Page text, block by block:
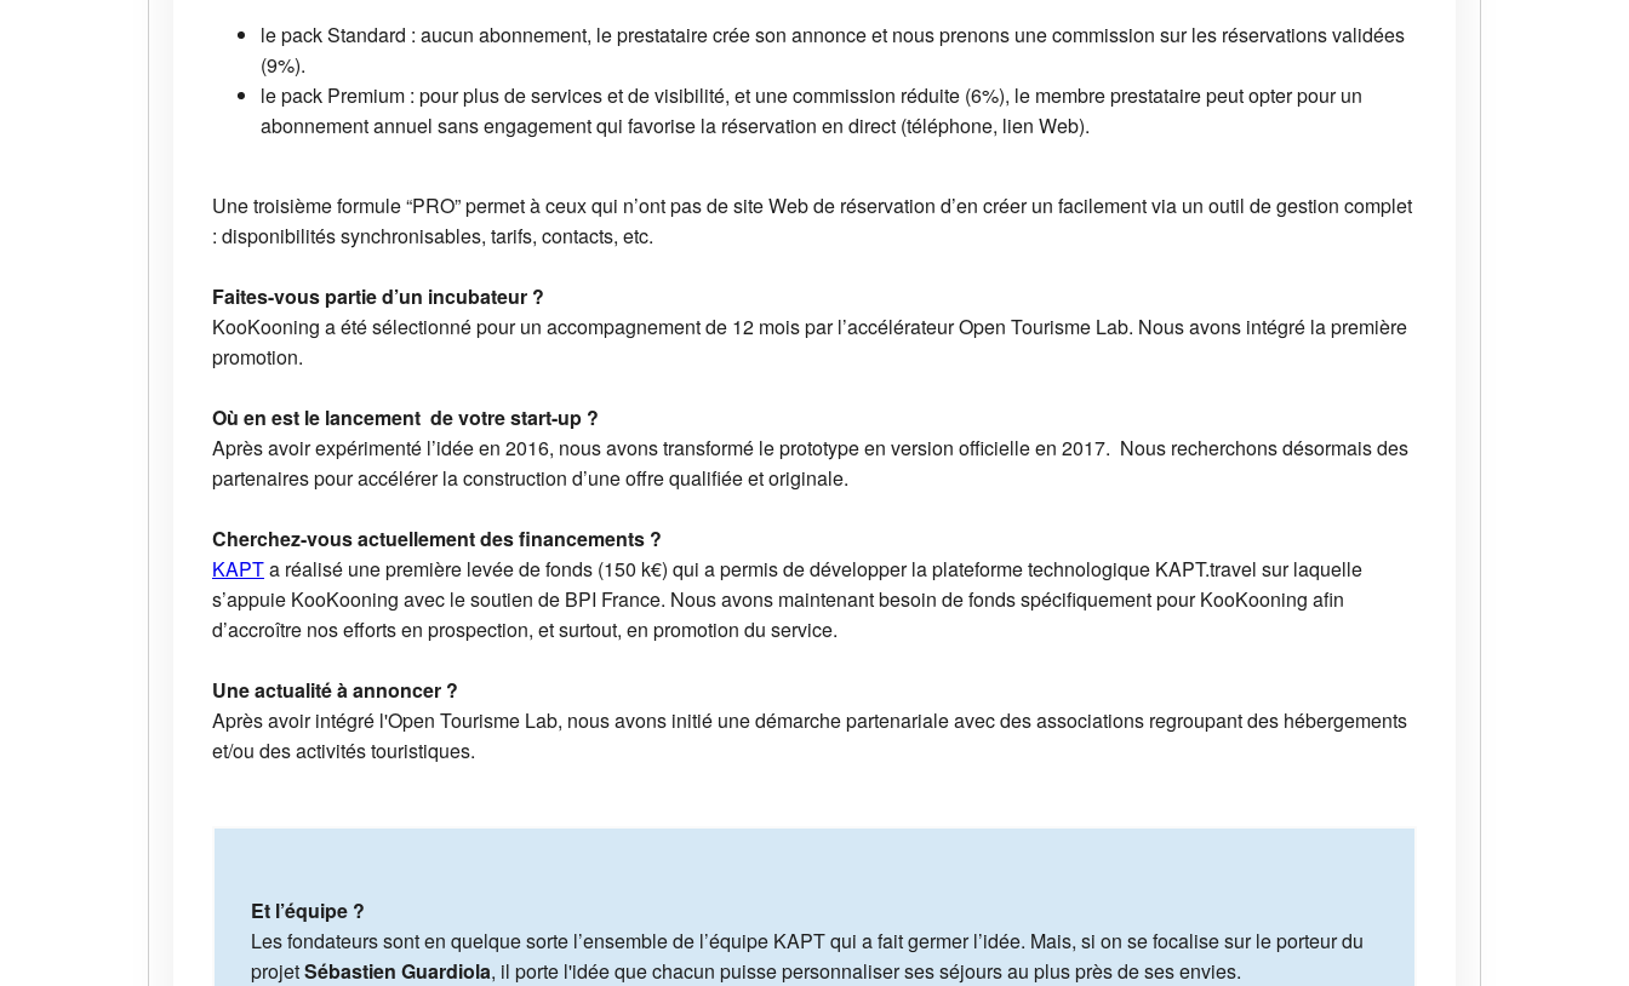
le pack Standard : aucun abonnement, le prestataire crée son annonce et nous prenons une commission sur les réservations validées
(9%).
le pack Premium : pour plus de services et de visibilité, et une commission réduite (6%), le membre prestataire peut opter pour un
abonnement annuel sans engagement qui favorise la réservation en direct (téléphone, lien Web).
Une troisième formule “PRO” permet à ceux qui n’ont pas de site Web de réservation d’en créer un facilement via un outil de gestion complet
: disponibilités synchronisables, tarifs, contacts, etc.
Faites-vous partie d’un incubateur ?
KooKooning a été sélectionné pour un accompagnement de 12 mois par l’accélérateur Open Tourisme Lab. Nous avons intégré la première
promotion.
Où en est le lancement de votre start-up ?
Après avoir expérimenté l’idée en 2016, nous avons transformé le prototype en version officielle en 2017. Nous recherchons désormais des
partenaires pour accélérer la construction d’une offre qualifiée et originale.
Cherchez-vous actuellement des financements ?
KAPTa réalisé une première levée de fonds (150 k€) qui a permis de développer la plateforme technologique KAPT.travel sur laquelle
s’appuie KooKooning avec le soutien de BPI France. Nous avons maintenant besoin de fonds spécifiquement pour KooKooning afin
d’accroître nos efforts en prospection, et surtout, en promotion du service.
Une actualité à annoncer ?
Après avoir intégré l'Open Tourisme Lab, nous avons initié une démarche partenariale avec des associations regroupant des hébergements
et/ou des activités touristiques.
Et l’équipe ?
Les fondateurs sont en quelque sorte l’ensemble de l’équipe KAPT qui a fait germer l’idée. Mais, si on se focalise sur le porteur du
projetSébastien Guardiola, il porte l'idée que chacun puisse personnaliser ses séjours au plus près de ses envies.